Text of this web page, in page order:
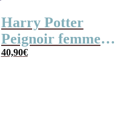
Harry Potter
Peignoir femme
avec capuche –
40,90€